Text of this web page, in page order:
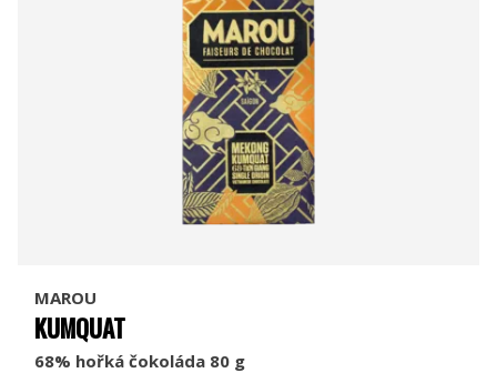
MAROU
KUMQUAT
68% hořká čokoláda 80 g